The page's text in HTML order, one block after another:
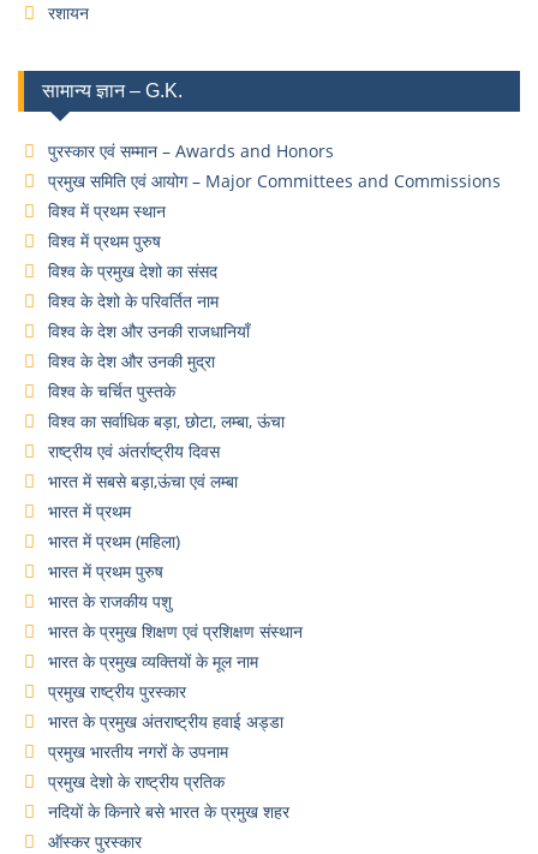
रशायन
सामान्य ज्ञान – G.K.
पुरस्कार एवं सम्मान – Awards and Honors
प्रमुख समिति एवं आयोग – Major Committees and Commissions
विश्व में प्रथम स्थान
विश्व में प्रथम पुरुष
विश्व के प्रमुख देशो का संसद
विश्व के देशो के परिवर्तित नाम
विश्व के देश और उनकी राजधानियाँ
विश्व के देश और उनकी मुद्रा
विश्व के चर्चित पुस्तके
विश्व का सर्वाधिक बड़ा, छोटा, लम्बा, ऊंचा
राष्ट्रीय एवं अंतर्राष्ट्रीय दिवस
भारत में सबसे बड़ा,ऊंचा एवं लम्बा
भारत में प्रथम
भारत में प्रथम (महिला)
भारत में प्रथम पुरुष
भारत के राजकीय पशु
भारत के प्रमुख शिक्षण एवं प्रशिक्षण संस्थान
भारत के प्रमुख व्यक्तियों के मूल नाम
प्रमुख राष्ट्रीय पुरस्कार
भारत के प्रमुख अंतराष्ट्रीय हवाई अड्डा
प्रमुख भारतीय नगरों के उपनाम
प्रमुख देशो के राष्ट्रीय प्रतिक
नदियों के किनारे बसे भारत के प्रमुख शहर
ऑस्कर पुरस्कार